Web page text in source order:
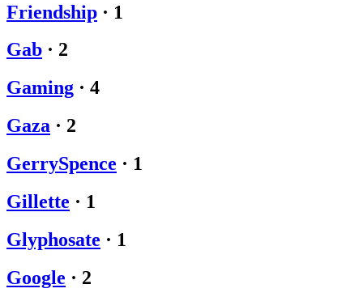
Friendship · 1
Gab · 2
Gaming · 4
Gaza · 2
GerrySpence · 1
Gillette · 1
Glyphosate · 1
Google · 2